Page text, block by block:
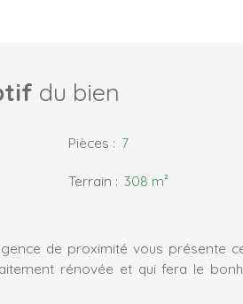
du bien
Pièces : 7
Terrain : 308 m²
de proximité vous présente
rénovée et qui fera le